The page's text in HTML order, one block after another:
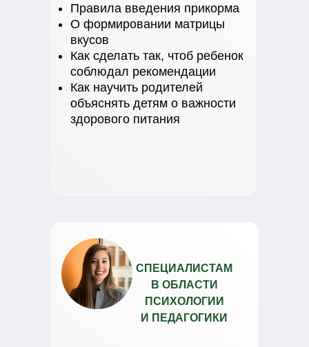
Правила введения прикорма
О формировании матрицы
вкусов
Как сделать так, чтоб ребенок
соблюдал рекомендации
Как научить родителей
объяснять детям о важности
здорового питания
СПЕЦИАЛИСТАМ
В ОБЛАСТИ
ПСИХОЛОГИИ
И ПЕДАГОГИКИ